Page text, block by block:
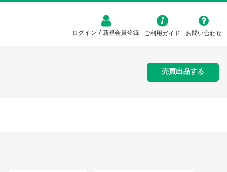
ログイン / 新規会員登録 ご利用ガイド お問い合わせ
売買出品する